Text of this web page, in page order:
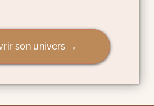
son univers →